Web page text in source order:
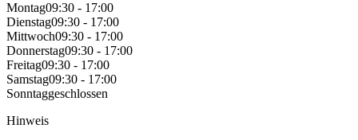
Montag09:30 - 17:00
Dienstag09:30 - 17:00
Mittwoch09:30 - 17:00
Donnerstag09:30 - 17:00
Freitag09:30 - 17:00
Samstag09:30 - 17:00
Sonntaggeschlossen
Hinweis